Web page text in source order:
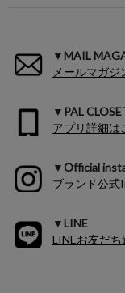
▼MAIL
メールマガジ
▼PAL
アプリ詳細は
▼Official
ブランド公式
▼LINE
LINEお友だち